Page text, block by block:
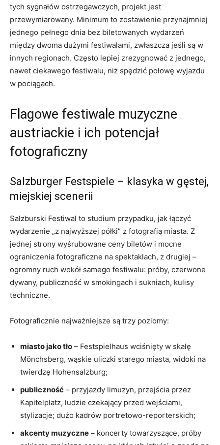
tych sygnałów ostrzegawczych, projekt jest
przewymiarowany. Minimum to zostawienie przynajmniej
jednego pełnego dnia bez biletowanych wydarzeń
między dwoma dużymi festiwalami, zwłaszcza jeśli są w
innych regionach. Często lepiej zrezygnować z jednego,
nawet ciekawego festiwalu, niż spędzić połowę wyjazdu
w pociągach.
Flagowe festiwale muzyczne
austriackie i ich potencjał
fotograficzny
Salzburger Festspiele – klasyka w gęstej,
miejskiej scenerii
Salzburski Festiwal to studium przypadku, jak łączyć
wydarzenie „z najwyższej półki” z fotografią miasta. Z
jednej strony wyśrubowane ceny biletów i mocne
ograniczenia fotograficzne na spektaklach, z drugiej –
ogromny ruch wokół samego festiwalu: próby, czerwone
dywany, publiczność w smokingach i sukniach, kulisy
techniczne.
Fotograficznie najważniejsze są trzy poziomy:
miasto jako tło – Festspielhaus wciśnięty w skałę
Mönchsberg, wąskie uliczki starego miasta, widoki na
twierdzę Hohensalzburg;
publiczność – przyjazdy limuzyn, przejścia przez
Kapitelplatz, ludzie czekający przed wejściami,
stylizacje; dużo kadrów portretowo-reporterskich;
akcenty muzyczne – koncerty towarzyszące, próby